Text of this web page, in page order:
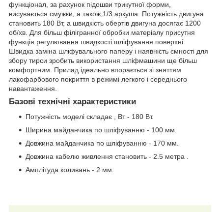
функціонал, за рахунок підошви трикутної форми,
висувається смужки, а також,1/3 аркуша. Потужність двигуна
становить 180 Вт, а швидкість обертів двигуна досягає 1200
об/хв. Для більш філігранної обробки матеріалу присутня
функція регулювання швидкості шліфування поверхні.
Швидка заміна шліфувального паперу і наявність ємності для
збору тирси зробить використання шліфмашини ще більш
комфортним. Прилад ідеально впорається зі зняттям
лакофарбового покриття в режимі легкого і середнього
навантаження.
Базові технічні характеристики
Потужність моделі складає , Вт - 180 Вт.
Ширина майданчика по шліфуванню - 100 мм.
Довжина майданчика по шліфуванню - 170 мм.
Довжина кабелю живлення становить - 2.5 метра .
Амплітуда коливань - 2 мм.